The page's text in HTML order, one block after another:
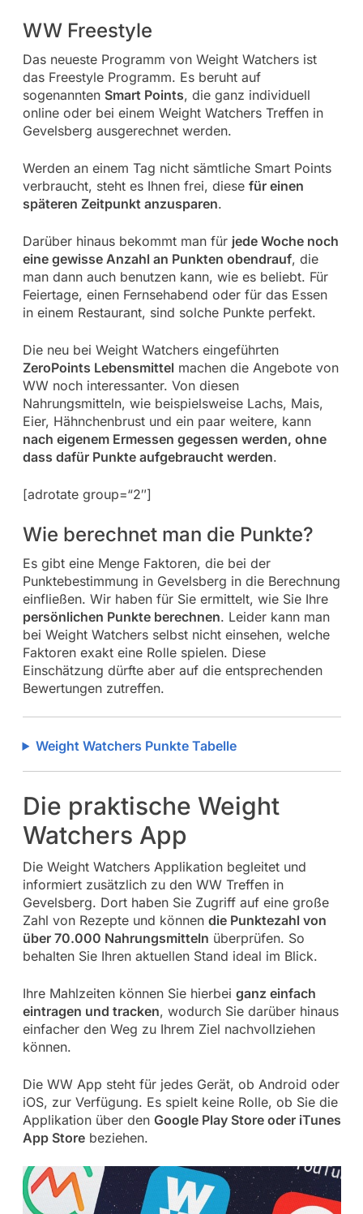
WW Freestyle
Das neueste Programm von Weight Watchers ist
das Freestyle Programm. Es beruht auf
sogenannten Smart Points, die ganz individuell
online oder bei einem Weight Watchers Treffen in
Gevelsberg ausgerechnet werden.
Werden an einem Tag nicht sämtliche Smart Points
verbraucht, steht es Ihnen frei, diese für einen
späteren Zeitpunkt anzusparen.
Darüber hinaus bekommt man für jede Woche noch
eine gewisse Anzahl an Punkten obendrauf, die
man dann auch benutzen kann, wie es beliebt. Für
Feiertage, einen Fernsehabend oder für das Essen
in einem Restaurant, sind solche Punkte perfekt.
Die neu bei Weight Watchers eingeführten
ZeroPoints Lebensmittel machen die Angebote von
WW noch interessanter. Von diesen
Nahrungsmitteln, wie beispielsweise Lachs, Mais,
Eier, Hähnchenbrust und ein paar weitere, kann
nach eigenem Ermessen gegessen werden, ohne
dass dafür Punkte aufgebraucht werden.
[adrotate group=“2″]
Wie berechnet man die Punkte?
Es gibt eine Menge Faktoren, die bei der
Punktebestimmung in Gevelsberg in die Berechnung
einfließen. Wir haben für Sie ermittelt, wie Sie Ihre
persönlichen Punkte berechnen. Leider kann man
bei Weight Watchers selbst nicht einsehen, welche
Faktoren exakt eine Rolle spielen. Diese
Einschätzung dürfte aber auf die entsprechenden
Bewertungen zutreffen.
Weight Watchers Punkte Tabelle
Die praktische Weight
Watchers App
Die Weight Watchers Applikation begleitet und
informiert zusätzlich zu den WW Treffen in
Gevelsberg. Dort haben Sie Zugriff auf eine große
Zahl von Rezepte und können die Punktezahl von
über 70.000 Nahrungsmitteln überprüfen. So
behalten Sie Ihren aktuellen Stand ideal im Blick.
Ihre Mahlzeiten können Sie hierbei ganz einfach
eintragen und tracken, wodurch Sie darüber hinaus
einfacher den Weg zu Ihrem Ziel nachvollziehen
können.
Die WW App steht für jedes Gerät, ob Android oder
iOS, zur Verfügung. Es spielt keine Rolle, ob Sie die
Applikation über den Google Play Store oder iTunes
App Storebeziehen.